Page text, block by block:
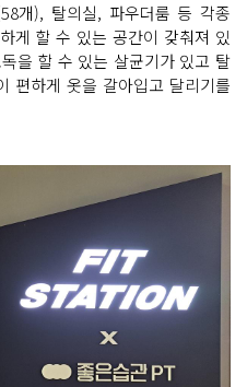
개), 탈의실, 파우더룸 등 각종
게 할 수 있는 공간이 갖춰져 있
을 할 수 있는 살균기가 있고 탈
편하게 옷을 갈아입고 달리기를